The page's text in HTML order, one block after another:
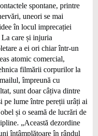
spontane, printre
uneori se mai
în locul imprecației
care și injuria
a ei ori chiar într-un
atomic comercial,
filmării corpurilor la
împreună cu
sunt doar câțiva dintre
pe lume între pereții urâți ai
și o seamă de lucrări de
„Această dezordine
întâmplătoare în rândul